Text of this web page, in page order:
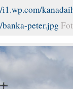
peter.jpg